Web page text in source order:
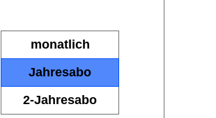
Online-Artikel
kommentieren
Lesezugriff auf alle Abo-
Artikel auf
bauernzeitung.ch
monatlich
Jahresabo
2-Jahresabo